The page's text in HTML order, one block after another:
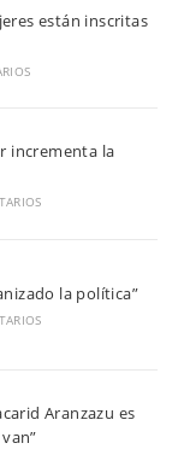
están inscritas
incrementa la
la política”
Aranzazu es